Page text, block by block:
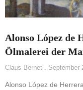
Alonso López de
Ölmalerei der
Claus Bernet September
Alonso López de